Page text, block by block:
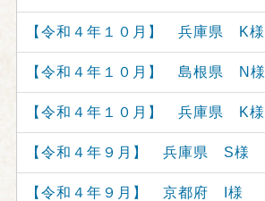
【令和４年１０月】 兵庫県 K様
【令和４年１０月】 島根県 N様
【令和４年１０月】 兵庫県 K様
【令和４年９月】 兵庫県 S様
【令和４年９月】 京都府 I様